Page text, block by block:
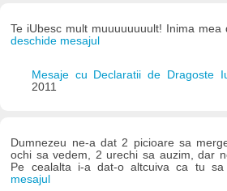
Te iUbesc mult muuuuuuuult! Inima
deschide mesajul
Mesaje cu Declaratii de Dragoste
2011
Dumnezeu ne-a dat 2 picioare sa
ochi sa vedem, 2 urechi sa auzim, dar
Pe cealalta i-a dat-o altcuiva ca tu
mesajul